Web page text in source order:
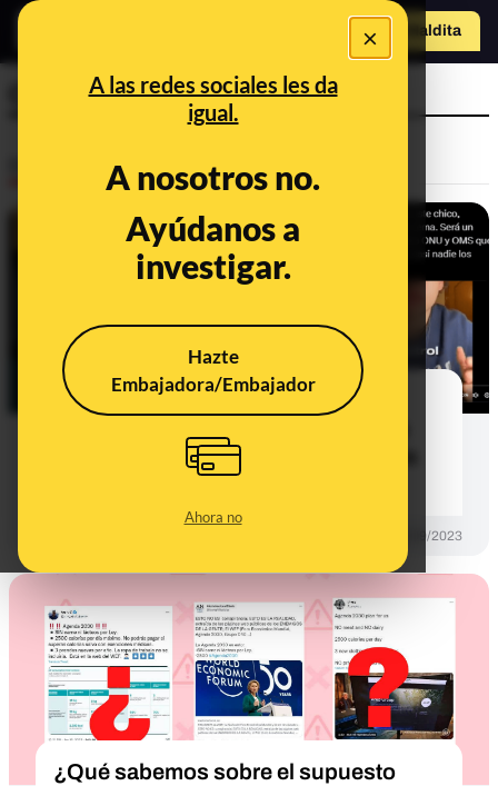
×
A las redes sociales les da
igual.
A nosotros no.
Ayúdanos a
investigar.
Hazte
Embajadora/Embajador
Ahora no
Hazte Maldita
C40 Cities
Las desinformaciones sobre un
2030 que busca imponer límites a la
compra de comida y ropa
13/09/2023
¿Qué sabemos sobre el supuesto